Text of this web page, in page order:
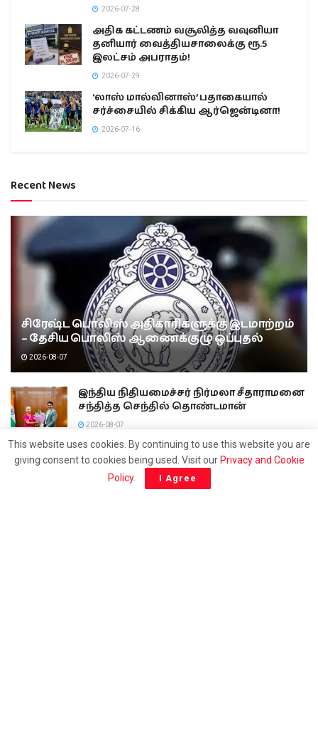
2026-07-28
அதிக கட்டணம் வசூலித்த வவுனியா
தனியார் வைத்தியசாலைக்கு ரூ.5
இலட்சம் அபராதம்!
2026-07-29
‘லாஸ் மால்வினாஸ்’ பதாகையால்
சர்ச்சையில் சிக்கிய ஆர்ஜென்டினா!
2026-07-16
Recent News
சிரேஷ்ட பொலிஸ் அதிகாரிகளுக்கு இடமாற்றம்
– தேசிய பொலிஸ் ஆணைக்குழு ஒப்புதல்
2026-08-07
இந்திய நிதியமைச்சர் நிர்மலா சீதாராமனை
சந்தித்த செந்தில் தொண்டமான்
2026-08-07
போதைப்பொருள் ஒழிப்பு
நடவடிக்கைகளின் கீழ், 508 பேர் கைது
2026-08-07
This website uses cookies. By continuing to use this website you are
giving consent to cookies being used. Visit our Privacy and Cookie
Policy. I Agree